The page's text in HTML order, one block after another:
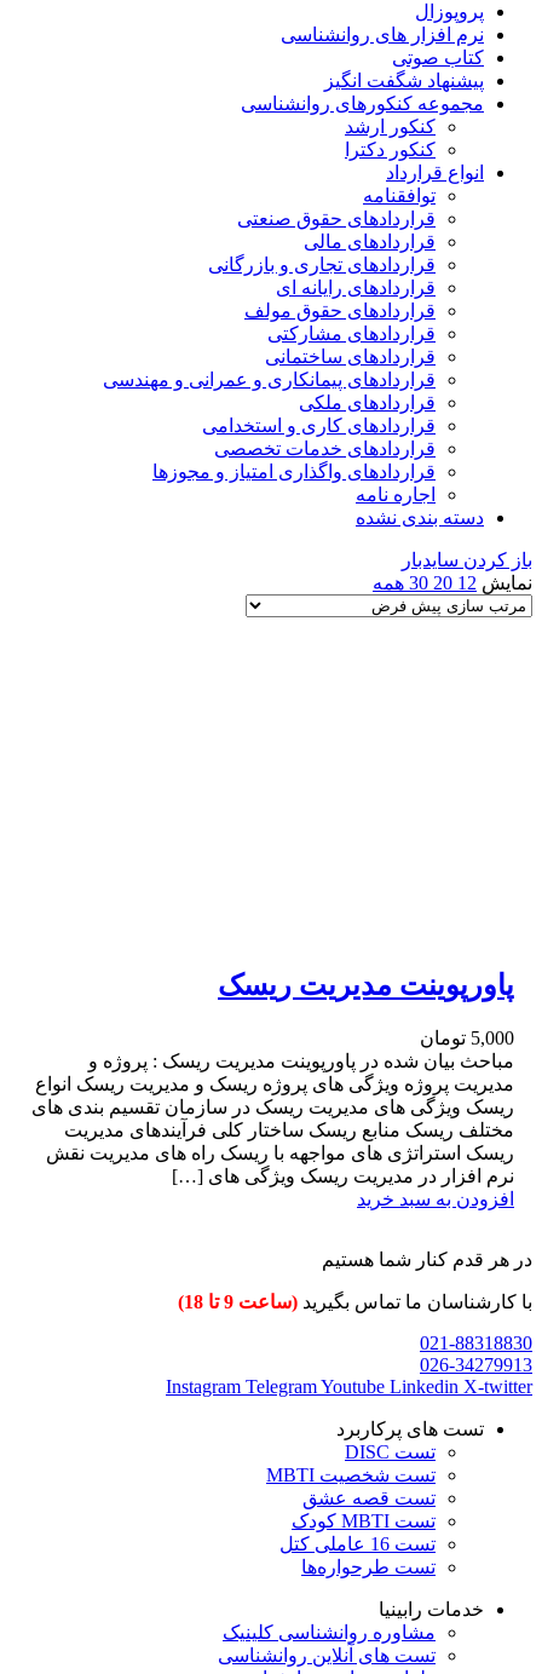
پروپوزال
نرم افزار های روانشناسی
کتاب صوتی
پیشنهاد شگفت انگیز
مجموعه کنکورهای روانشناسی
کنکور ارشد
کنکور دکترا
انواع قرارداد
توافقنامه
قراردادهای حقوق صنعتی
قراردادهای مالی
قراردادهای تجاری و بازرگانی
قراردادهای رایانه ای
قراردادهای حقوق مولف
قراردادهای مشارکتی
قراردادهای ساختمانی
قراردادهای پیمانکاری و عمرانی و مهندسی
قراردادهای ملکی
قراردادهای کاری و استخدامی
قراردادهای خدمات تخصصی
قراردادهای واگذاری امتیاز و مجوزها
اجاره نامه
دسته بندی نشده
باز کردن سایدبار
نمایش 12
20
30 همه
پاورپوینت مدیریت ریسک
5,000 تومان
مباحث بیان شده در پاورپوینت مدیریت ریسک : پروژه و
مدیریت پروژه ویژگی های پروژه ریسک و مدیریت ریسک انواع
ریسک ویژگی های مدیریت ریسک در سازمان تقسیم بندی های
مختلف ریسک منابع ریسک ساختار کلی فرآیندهای مدیریت
ریسک استراتژی های مواجهه با ریسک راه های مدیریت نقش
نرم افزار در مدیریت ریسک ویژگی های […]
افزودن به سبد خرید
در هر قدم کنار شما هستیم
با کارشناسان ما تماس بگیرید (ساعت 9 تا 18)
021-88318830
026-34279913
Instagram TelegramYoutube Linkedin X-twitter
تست های پرکاربرد
تست DISC
تست شخصیت MBTI
تست قصه عشق
تست MBTI کودک
تست 16 عاملی کتل
تست طرحواره‌ها
خدمات رابینیا
مشاوره روانشناسی کلینیک
تست های آنلاین روانشناسی